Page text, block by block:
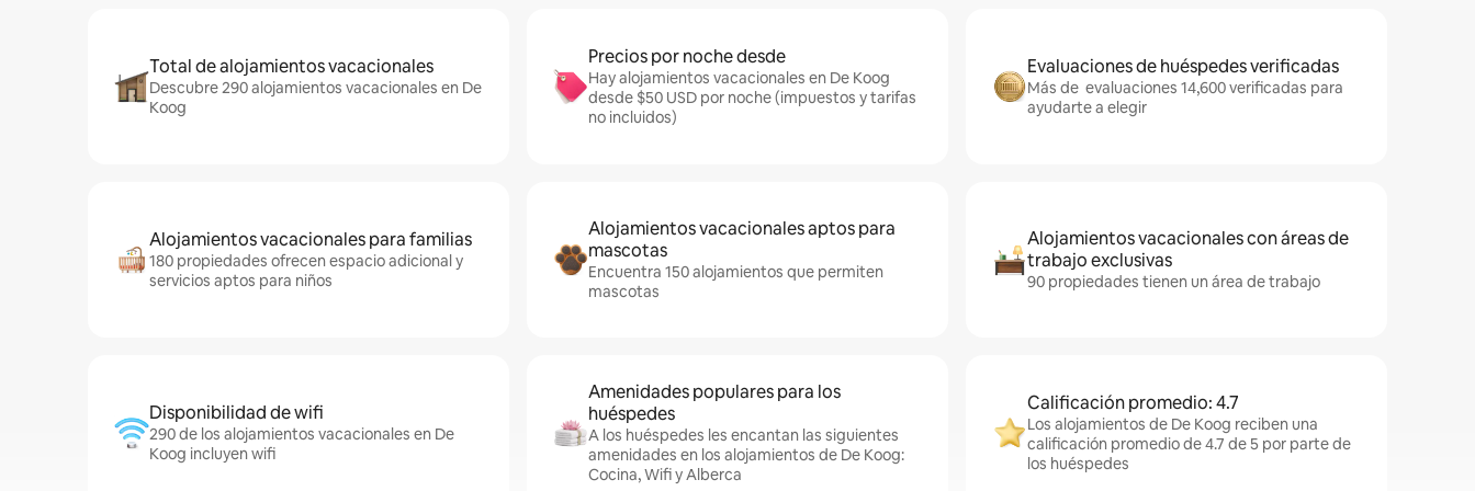
Total de alojamientos vacacionales
Descubre 290 alojamientos vacacionales en De
Koog
Precios por noche desde
Hay alojamientos vacacionales en De Koog
desde $50 USD por noche (impuestos y tarifas
no incluidos)
Evaluaciones de huéspedes verificadas
Más de evaluaciones 14,600 verificadas para
ayudarte a elegir
Alojamientos vacacionales para familias
180 propiedades ofrecen espacio adicional y
servicios aptos para niños
Alojamientos vacacionales aptos para
mascotas
Encuentra 150 alojamientos que permiten
mascotas
Alojamientos vacacionales con áreas de
trabajo exclusivas
90 propiedades tienen un área de trabajo
Disponibilidad de wifi
290 de los alojamientos vacacionales en De
Koog incluyen wifi
Amenidades populares para los
huéspedes
A los huéspedes les encantan las siguientes
amenidades en los alojamientos de De Koog:
Cocina, Wifi y Alberca
Calificación promedio: 4.7
Los alojamientos de De Koog reciben una
calificación promedio de 4.7 de 5 por parte de
los huéspedes